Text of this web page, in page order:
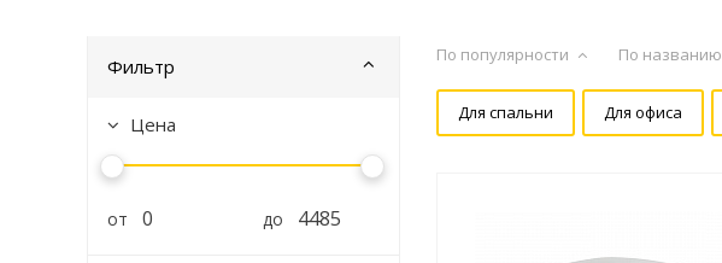
Фильтр
Цена
от до
По популярности По названию
Для спальни Для офиса